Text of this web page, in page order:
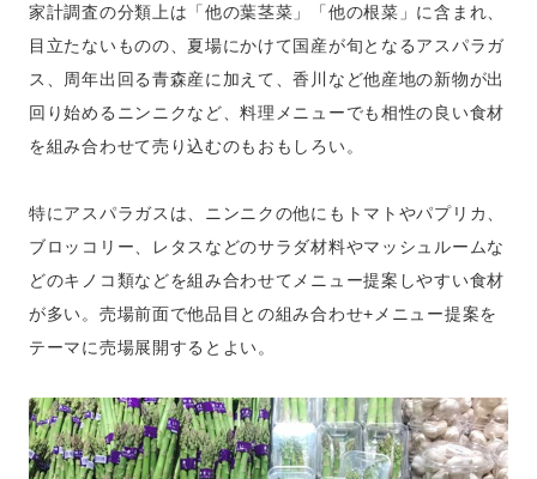
家計調査の分類上は「他の葉茎菜」「他の根菜」に含まれ、
目立たないものの、夏場にかけて国産が旬となるアスパラガ
ス、周年出回る青森産に加えて、香川など他産地の新物が出
回り始めるニンニクなど、料理メニューでも相性の良い食材
を組み合わせて売り込むのもおもしろい。
特にアスパラガスは、ニンニクの他にもトマトやパプリカ、
ブロッコリー、レタスなどのサラダ材料やマッシュルームな
どのキノコ類などを組み合わせてメニュー提案しやすい食材
が多い。売場前面で他品目との組み合わせ+メニュー提案を
テーマに売場展開するとよい。